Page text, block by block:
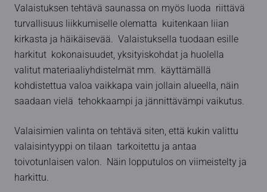
Valaistuksen tehtävä saunassa on myös luoda riittävä
turvallisuus liikkumiselle olematta kuitenkaan liian
kirkasta ja häikäisevää. Valaistuksella tuodaan esille
harkitut kokonaisuudet, yksityiskohdat ja huolella
valitut materiaaliyhdistelmät mm. käyttämällä
kohdistettua valoa vaikkapa vain jollain alueella, näin
saadaan vielä tehokkaampi ja jännittävämpi vaikutus.
Valaisimien valinta on tehtävä siten, että kukin valittu
valaisintyyppi on tilaan tarkoitettu ja antaa
toivotunlaisen valon. Näin lopputulos on viimeistelty ja
harkittu.